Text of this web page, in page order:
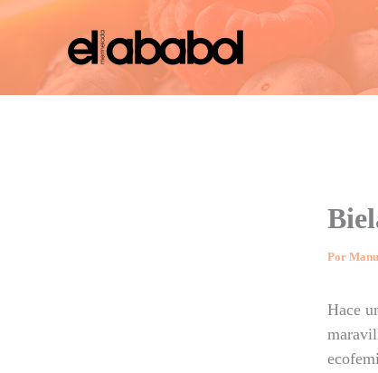
contenido
Por
Hace